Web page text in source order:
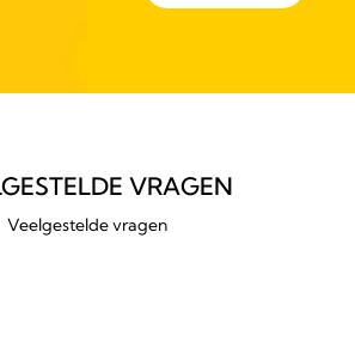
VRAGEN
Veelgestelde vragen